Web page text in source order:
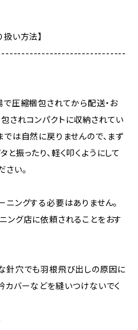
い方法】
で圧縮梱包されてから配送・お
されコンパクトに収納されてい
では自然に戻りませんので、まず
振ったり、軽く叩くようにして
さい。
ニングする必要はありません。
ング店に依頼されることをおす
針穴でも羽根飛び出しの原因に
カバーなどを縫いつけないでく